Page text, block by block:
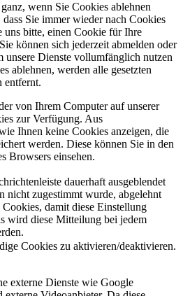
wenn Sie Cookies ablehnen
Sie immer wieder nach Cookies
uns bitte, einen Cookie für Ihre
können sich jederzeit abmelden oder
unsere Dienste vollumfänglich nutzen
ablehnen, werden alle gesetzten
entfernt.
von Ihrem Computer auf unserer
zur Verfügung. Aus
Ihnen keine Cookies anzeigen, die
werden. Diese können Sie in den
Browsers einsehen.
dauerhaft ausgeblendet
nicht zugestimmt wurde, abgelehnt
damit diese Einstellung
wird diese Mitteilung bei jedem
Cookies zu aktivieren/deaktivieren.
externe Dienste wie Google